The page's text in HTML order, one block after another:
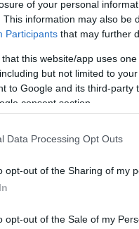
of your personal
This information may also be
Participants that may further
that this website/app uses
but not limited to
to Google and its third-
consent section.
Data Processing Opt Outs
opt-out of the Sharing of my
opt-out of the Sale of my
In questo
a partire dai